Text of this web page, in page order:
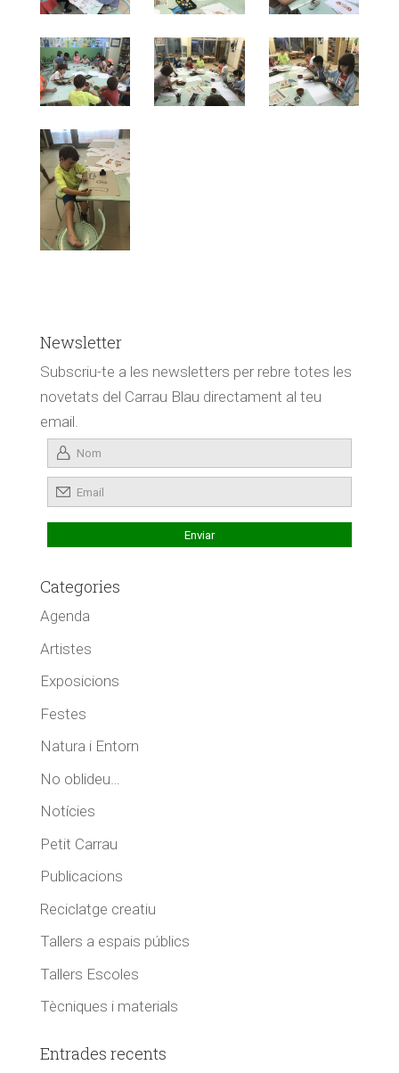
Newsletter
Subscriu-te a les newsletters per rebre totes les
novetats del Carrau Blau directament al teu
email.
Categories
Agenda
Artistes
Exposicions
Festes
Natura i Entorn
No oblideu…
Notícies
Petit Carrau
Publicacions
Reciclatge creatiu
Tallers a espais públics
Tallers Escoles
Tècniques i materials
Entrades recents